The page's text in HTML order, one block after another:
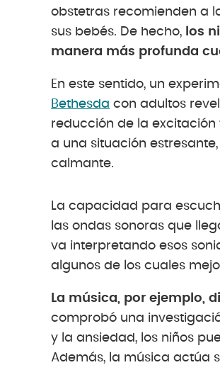
obstetras recomienden a
sus bebés. De hecho, los
manera más profunda
En este sentido, un
Bethesda con adultos
reducción de la
a una situación
calmante.
La capacidad para
las ondas sonoras que
va interpretando esos
algunos de los cuales
La música, por ejemplo,
comprobó una
y la ansiedad, los niños
Además, la música actúa